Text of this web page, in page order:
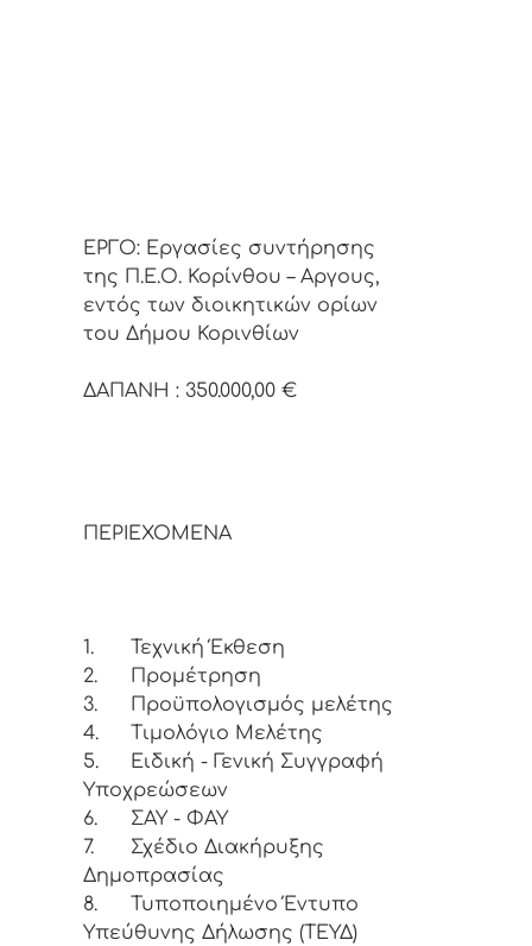
ΕΡΓΟ: Εργασίες συντήρησης
της Π.Ε.Ο. Κορίνθου – Αργους,
εντός των διοικητικών ορίων
του Δήμου Κορινθίων
ΔΑΠΑΝΗ : 350.000,00 €
ΠΕΡΙΕΧΟΜΕΝΑ
1.
Τεχνική Έκθεση
2.
Προμέτρηση
3.
Προϋπολογισμός μελέτης
4.
Τιμολόγιο Μελέτης
5.
Ειδική - Γενική Συγγραφή
Υποχρεώσεων
6.
ΣΑΥ - ΦΑΥ
7.
Σχέδιο Διακήρυξης
Δημοπρασίας
8.
Τυποποιημένο Έντυπο
Υπεύθυνης Δήλωσης (TEΥΔ)